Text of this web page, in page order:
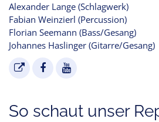
Alexander Lange (Schlagwerk)
Fabian Weinzierl (Percussion)
Florian Seemann (Bass/Gesang)
Johannes Haslinger (Gitarre/Gesang)
So schaut unser